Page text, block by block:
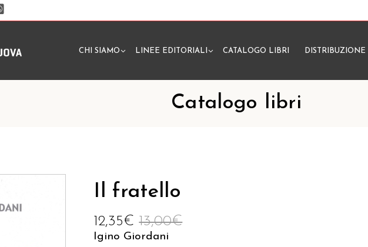
CHI SIAMO LINEE EDITORIALI CATALOGO LIBRI DISTRIBUZIONE
Catalogo libri
Il fratello
13,00€
12,35€
Igino Giordani